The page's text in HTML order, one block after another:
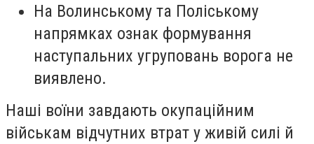
На Волинському та Поліському
напрямках ознак формування
наступальних угруповань ворога не
виявлено.
Наші воїни завдають окупаційним
військам відчутних втрат у живій силі й